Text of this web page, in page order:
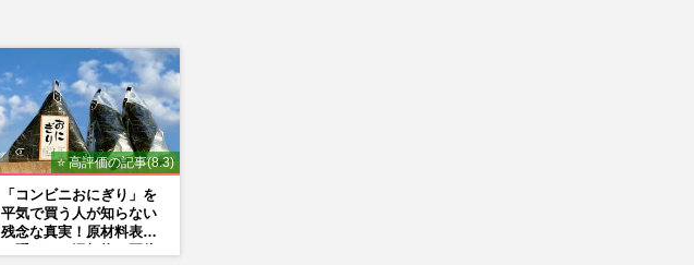
⭐ 高評価の記事(8.3)
「コンビニおにぎり」を
平気で買う人が知らない
残念な真実！原材料表示